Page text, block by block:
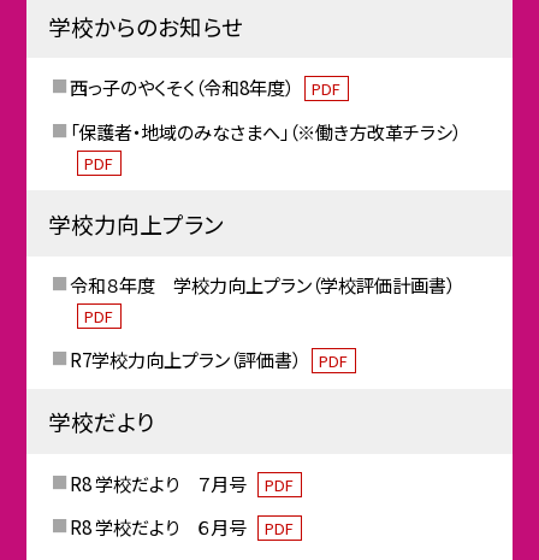
学校からのお知らせ
西っ子のやくそく（令和8年度） PDF
「保護者・地域のみなさまへ」（※働き方改革チラシ）
PDF
学校力向上プラン
令和８年度 学校力向上プラン（学校評価計画書）
PDF
R7学校力向上プラン（評価書） PDF
学校だより
R8 学校だより ７月号 PDF
R8 学校だより ６月号 PDF